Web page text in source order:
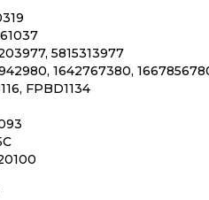
5815313977
1642767380,
FPBD1134